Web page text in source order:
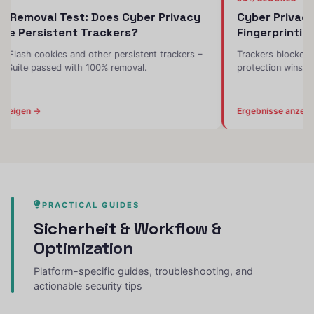
Removal Test: Does Cyber Privacy
Persistent Trackers?
Flash cookies and other persistent trackers –
Suite passed with 100% removal.
→
Cyber
Trackers
protection wins
Ergebnisse
PRACTICAL GUIDES
Sicherheit &Workflow &
Optimization
Platform-specific guides, troubleshooting, and
actionable security tips